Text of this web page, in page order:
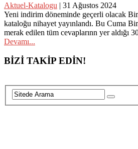
Aktuel-Katalogu | 31 Ağustos 2024
Yeni indirim döneminde geçerli olacak
kataloğu nihayet yayınlandı. Bu Cuma
merak edilen tüm cevaplarınn yer aldığı
Devamı...
Posts
navigation
BİZİ TAKİP EDİN!